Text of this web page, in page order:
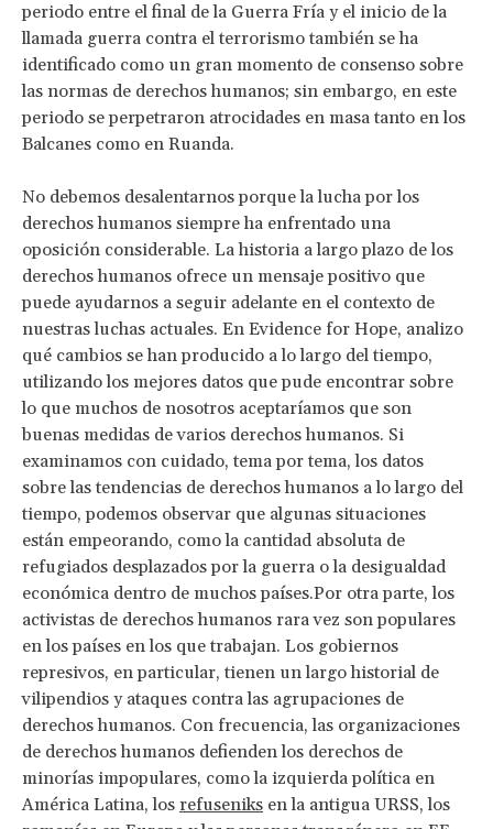
periodo entre el final de la Guerra Fría y el inicio de la
llamada guerra contra el terrorismo también se ha
identificado como un gran momento de consenso sobre
las normas de derechos humanos; sin embargo, en este
periodo se perpetraron atrocidades en masa tanto en los
Balcanes como en Ruanda.
No debemos desalentarnos porque la lucha por los
derechos humanos siempre ha enfrentado una
oposición considerable. La historia a largo plazo de los
derechos humanos ofrece un mensaje positivo que
puede ayudarnos a seguir adelante en el contexto de
nuestras luchas actuales. En Evidence for Hope, analizo
qué cambios se han producido a lo largo del tiempo,
utilizando los mejores datos que pude encontrar sobre
lo que muchos de nosotros aceptaríamos que son
buenas medidas de varios derechos humanos. Si
examinamos con cuidado, tema por tema, los datos
sobre las tendencias de derechos humanos a lo largo del
tiempo, podemos observar que algunas situaciones
están empeorando, como la cantidad absoluta de
refugiados desplazados por la guerra o la desigualdad
económica dentro de muchos países.Por otra parte, los
activistas de derechos humanos rara vez son populares
en los países en los que trabajan. Los gobiernos
represivos, en particular, tienen un largo historial de
vilipendios y ataques contra las agrupaciones de
derechos humanos. Con frecuencia, las organizaciones
de derechos humanos defienden los derechos de
minorías impopulares, como la izquierda política en
América Latina, los refuseniks en la antigua URSS, los